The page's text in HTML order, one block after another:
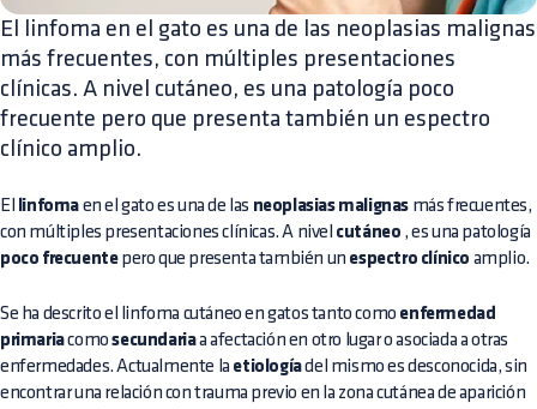
El linfoma en el gato es una de las neoplasias malignas
más frecuentes, con múltiples presentaciones
clínicas. A nivel cutáneo, es una patología poco
frecuente pero que presenta también un espectro
clínico amplio.
El linfoma en el gato es una de las neoplasias malignas más frecuentes,
con múltiples presentaciones clínicas. A nivel cutáneo , es una patología
poco frecuentepero que presenta también un espectro clínico amplio.
Se ha descrito el linfoma cutáneo en gatos tanto como enfermedad
primariacomosecundariaa afectación en otro lugar o asociada a otras
enfermedades. Actualmente la etiologíadel mismo es desconocida, sin
encontrar una relación con trauma previo en la zona cutánea de aparición